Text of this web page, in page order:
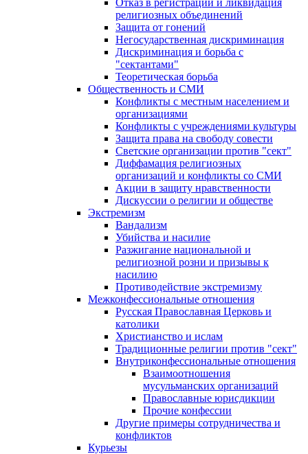
Отказ в регистрации и ликвидация
религиозных объединений
Защита от гонений
Негосударственная дискриминация
Дискриминация и борьба с
"сектантами"
Теоретическая борьба
Общественность и СМИ
Конфликты с местным населением и
организациями
Конфликты с учреждениями культуры
Защита права на свободу совести
Светские организации против "сект"
Диффамация религиозных
организаций и конфликты со СМИ
Акции в защиту нравственности
Дискуссии о религии и обществе
Экстремизм
Вандализм
Убийства и насилие
Разжигание национальной и
религиозной розни и призывы к
насилию
Противодействие экстремизму
Межконфессиональные отношения
Русская Православная Церковь и
католики
Христианство и ислам
Традиционные религии против "сект"
Внутриконфессиональные отношения
Взаимоотношения
мусульманских организаций
Православные юрисдикции
Прочие конфессии
Другие примеры сотрудничества и
конфликтов
Курьезы